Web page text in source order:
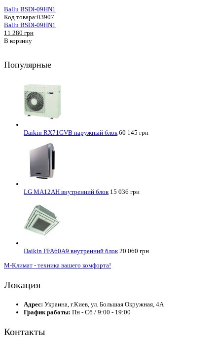
Ballu BSDI-09HN1
Код товара:03907
Ballu BSDI-09HN1
11 280 грн
В корзину
Популярные
Daikin RX71GVB наружный блок 60 145 грн
LG MA12AH внутренний блок 15 036 грн
Daikin FFA60A9 внутренний блок 20 060 грн
М-Климат - техника вашего комфорта!
Локация
Адрес: Украина, г.Киев, ул. Большая Окружная, 4А
График работы: Пн - Сб / 9:00 - 19:00
Контакты